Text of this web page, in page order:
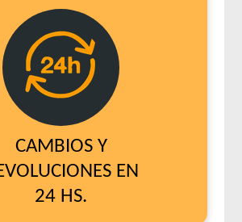
CAMBIOS Y
EN
24 HS.